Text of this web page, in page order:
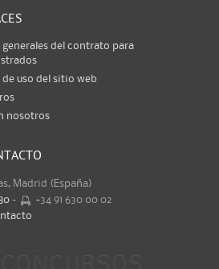
del contrato para
uso del sitio web
nosotros
Madrid (España)
-
+34 91 630 00 02